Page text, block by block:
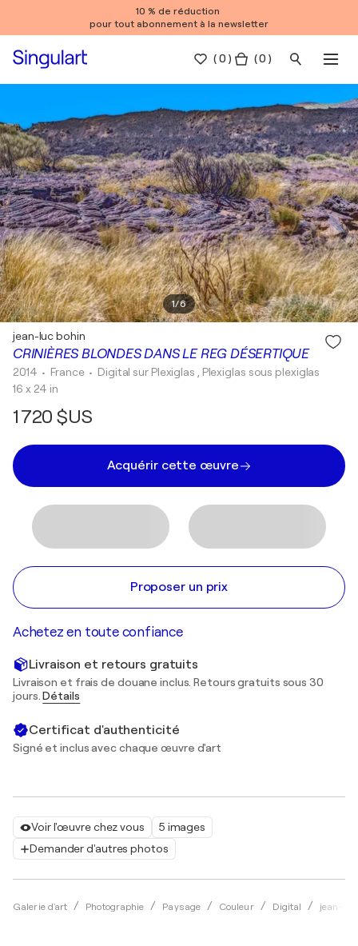
10 % de réduction
pour tout abonnement à la newsletter
(0 ) ( 0 )
1/6
Voir l'œuvre chez vous
5 images
Demander d'autres photos
Galerie d'art Photographie Paysage Couleur Digital jean-luc
CRINIÈRES BLONDES DANS LE REG DÉSERTIQUE
jean-luc bohin
2014 • France • Digital sur Plexiglas , Plexiglas sous plexiglas
16 x 24 in
1 720 $US
Acquérir cette œuvre
Proposer un prix
Achetez en toute confiance
Livraison et retours gratuits
Livraison et frais de douane inclus. Retours gratuits sous 30
jours.Détails
Certificat d'authenticité
Signé et inclus avec chaque œuvre d'art